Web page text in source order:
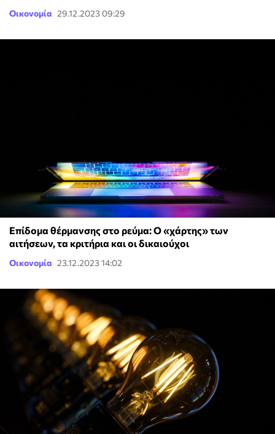
Οικονομία 29.12.2023 09:29
Επίδομα θέρμανσης στο ρεύμα: Ο «χάρτης» των
αιτήσεων, τα κριτήρια και οι δικαιούχοι
Οικονομία 23.12.2023 14:02